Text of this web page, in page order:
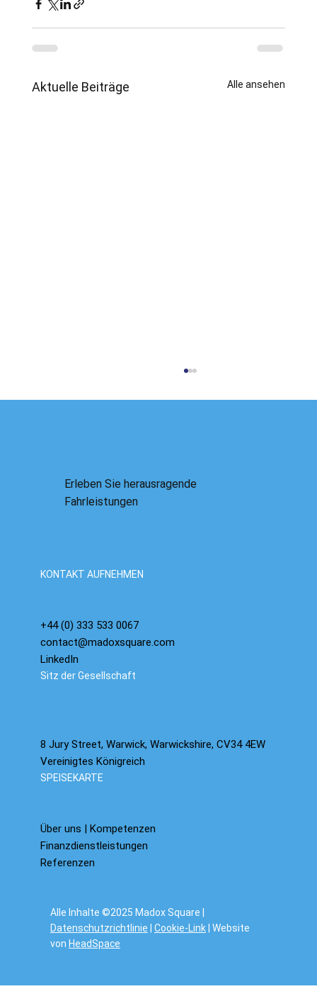
Aktuelle Beiträge Alle ansehen
Alle Inhalte ©2025 Madox Square |
Datenschutzrichtlinie
Cookie-Link| Website
von HeadSpace
+44 (0) 333 533 0067
contact@madoxsquare.com
LinkedIn
KONTAKT AUFNEHMEN
8 Jury Street, Warwick, Warwickshire, CV34 4EW
Vereinigtes Königreich
Sitz der Gesellschaft
Über uns | Kompetenzen
Finanzdienstleistungen
Referenzen
SPEISEKARTE
Erleben Sie herausragende
Fahrleistungen